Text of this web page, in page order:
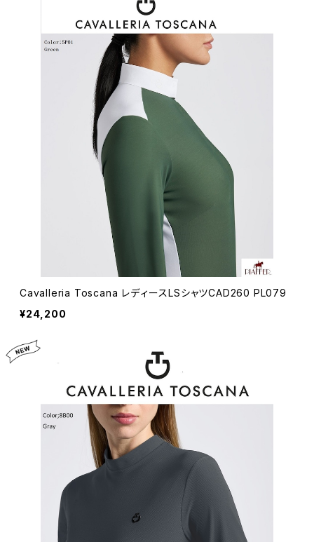
Cavalleria Toscana レディースLSシャツCAD260 PL079
¥24,200